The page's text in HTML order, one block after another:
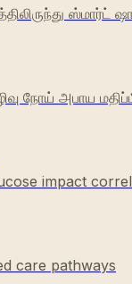
ஸ்மார்ட்
நோய் அபாய
impact
care pathways